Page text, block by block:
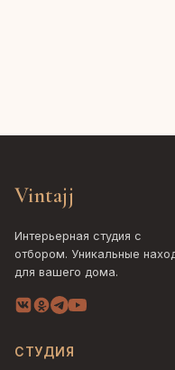
Vintajj
Интерьерная студия с
отбором. Уникальные
для вашего дома.
СТУДИЯ